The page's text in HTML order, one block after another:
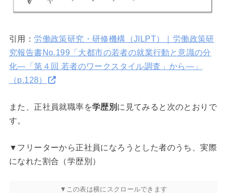
引用：労働政策研究・研修機構（JILPT）｜労働政策研
究報告書No.199「大都市の若者の就業行動と意識の分
化―「第４回 若者のワークスタイル調査」から―」
（p.128）
また、正社員就職率を学歴別 に見てみると次のとおりで
す。
▼フリーターから正社員になろうとした者のうち、実際
になれた割合（学歴別）